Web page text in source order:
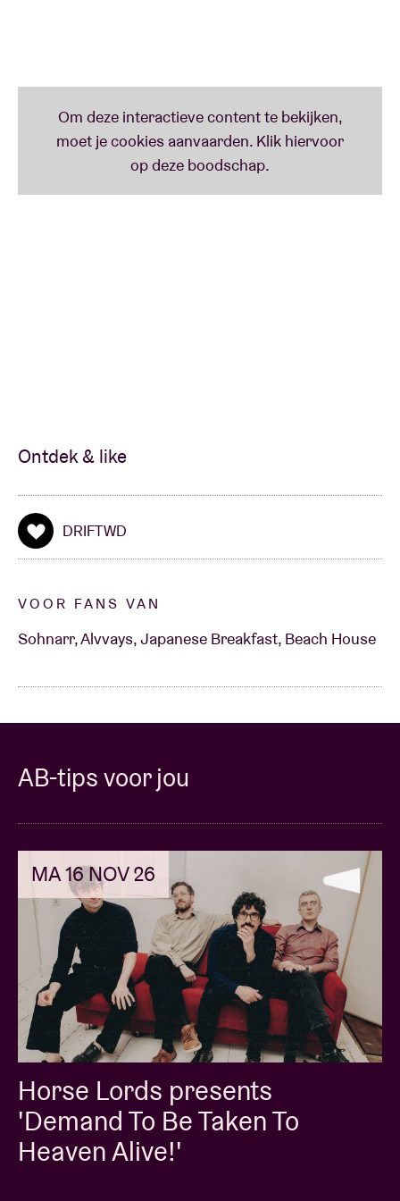
Live wordt het duo, naast Joey, Timothy en Donny,
vergezeld door drummer Steven Van Gelder (Geike,
Hydrogen Sea), gitarist Artan Buleshkaj (HAST,
Anemic Cinema) en bassist-toetsenist Sander
Verstraete (Warhaus, Tamino).
Ontdek & like
DRIFTWD
VOOR FANS VAN
Sohnarr, Alvvays, Japanese Breakfast, Beach House
AB-tips voor jou
MA 16 NOV 26
Horse Lords presents
'Demand To Be Taken To
Heaven Alive!'